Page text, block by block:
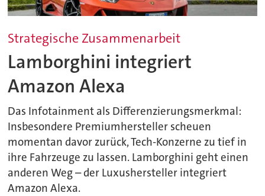
Strategische Zusammenarbeit
Lamborghini integriert
Amazon Alexa
Das Infotainment als Differenzierungsmerkmal:
Insbesondere Premiumhersteller scheuen
momentan davor zurück, Tech-Konzerne zu tief in
ihre Fahrzeuge zu lassen. Lamborghini geht einen
anderen Weg – der Luxushersteller integriert
Amazon Alexa.